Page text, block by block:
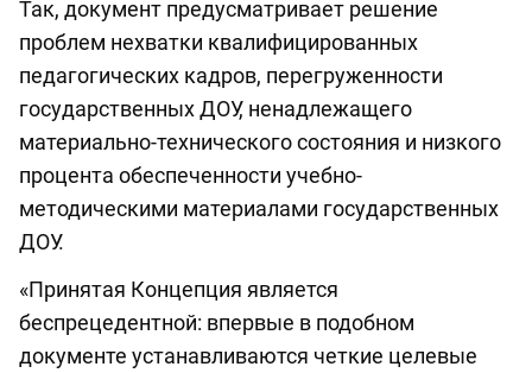
Так, документ предусматривает решение
проблем нехватки квалифицированных
педагогических кадров, перегруженности
государственных ДОУ, ненадлежащего
материально-технического состояния и низкого
процента обеспеченности учебно-
методическими материалами государственных
ДОУ.
«Принятая Концепция является
беспрецедентной: впервые в подобном
документе устанавливаются четкие целевые